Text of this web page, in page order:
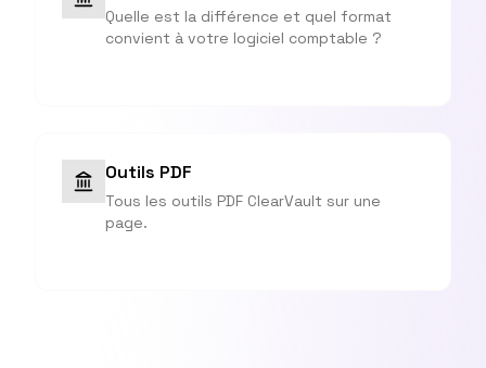
Quelle est la différence et quel format
convient à votre logiciel comptable ?
Outils PDF
Tous les outils PDF ClearVault sur une
page.